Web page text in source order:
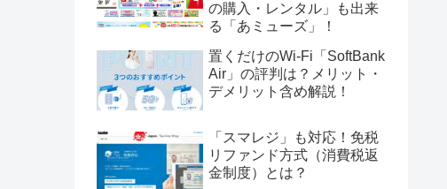
の購入・レンタル」も出来
る「あミューズ」！
置くだけのWi-Fi「SoftBank
Air」の評判は？メリット・
デメリット含め解説！
「スマレジ」も対応！免税
リファンド方式（消費税返
金制度）とは？